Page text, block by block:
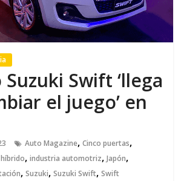
Swift ‘llega
el juego’ en
Auto Magazine,Cinco puertas,
híbrido,industria automotriz,Japón,
,Suzuki,Suzuki Swift,Swift